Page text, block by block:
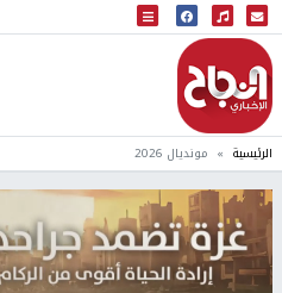
البث المباشر
إذاعة النجاح
الرئيسية مونديال 2026